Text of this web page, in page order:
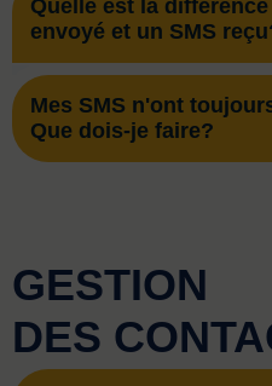
Quelle est la
envoyé et un SMS
Mes SMS n'ont
Que dois-je faire?
GESTION
DES